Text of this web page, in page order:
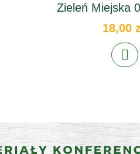
Zieleń Miejska
18,00